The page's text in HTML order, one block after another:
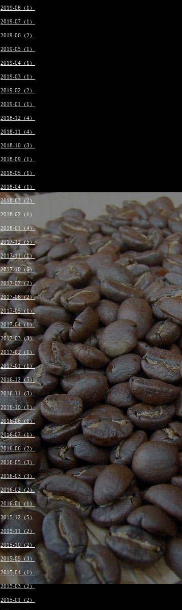
2019-08（1）
2019-07（1）
2019-06（2）
2019-05（1）
2019-04（1）
2019-03（1）
2019-02（2）
2019-01（1）
2018-12（4）
2018-11（4）
2018-10（3）
2018-09（1）
2018-05（1）
2018-04（1）
2018-03（2）
2018-02（1）
2018-01（4）
2017-12（5）
2017-11（1）
2017-10（6）
2017-07（2）
2017-06（2）
2017-05（1）
2017-04（1）
2017-03（3）
2017-02（1）
2017-01（1）
2016-12（5）
2016-11（3）
2016-10（1）
2016-08（1）
2016-07（1）
2016-06（2）
2016-05（3）
2016-03（3）
2016-02（2）
2016-01（1）
2015-12（5）
2015-11（2）
2015-10（2）
2015-05（3）
2015-04（1）
2015-03（2）
2015-01（2）